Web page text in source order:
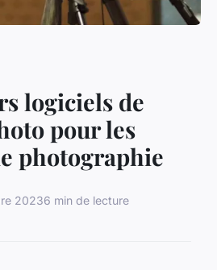
logiciels de
pour les
photographie
20236 min de lecture